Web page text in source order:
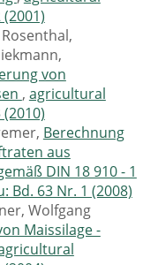
von
, agricultural
Berechnung
aus
DIN 18 910 - 1
Bd. 63 Nr. 1 (2008)
Wolfgang
Maissilage -